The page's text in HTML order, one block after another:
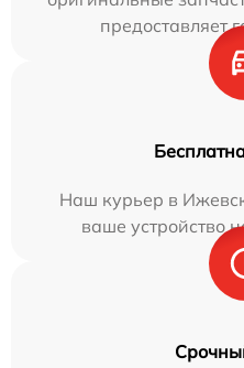
предоставляет
Наш курьер в
ваше устройство